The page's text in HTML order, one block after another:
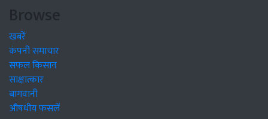
Browse
खबरें
कंपनी समाचार
सफल किसान
साक्षात्कार
बागवानी
औषधीय फसलें